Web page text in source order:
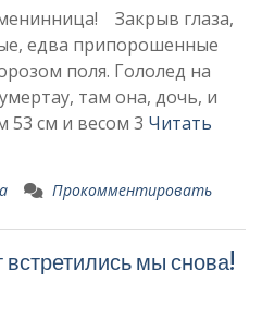
Закрыв глаза,
едва припорошенные
поля. Гололед на
там она, дочь, и
53 см и весом 3 Читать
Прокомментировать
мы снова!